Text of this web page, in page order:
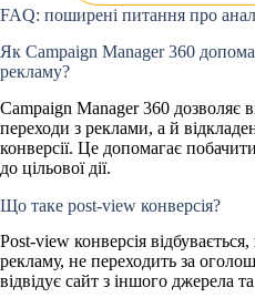
FAQ: поширені питання про
Як Campaign Manager 360
рекламу?
Campaign Manager 360 дозволяє
переходи з реклами, а й
конверсії. Це допомагає
до цільової дії.
Що таке post-view конверсія?
Post-view конверсія
рекламу, не переходить за
відвідує сайт з іншого джерела